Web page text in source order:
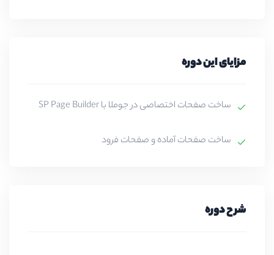
مزایای این دوره
ساخت صفحات اختصاصی در جوملا با SP Page Builder
ساخت صفحات آماده و صفحات فرود
شرح دوره